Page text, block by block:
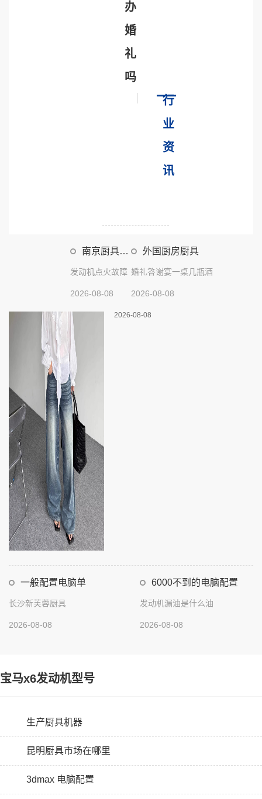
办
婚
礼
吗
行
业
资
讯
南京厨具公
发动机点火故障
2026-08-08
外国厨房厨具
婚礼答谢宴一桌几瓶酒
2026-08-08
2026-08-08
一般配置电脑单
长沙新芙蓉厨具
2026-08-08
6000不到的电脑配置
发动机漏油是什么油
2026-08-08
宝马x6发动机型号
生产厨具机器
昆明厨具市场在哪里
3dmax 电脑配置